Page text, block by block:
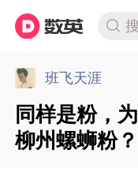
班飞天涯
同样是粉，
柳州螺蛳粉？